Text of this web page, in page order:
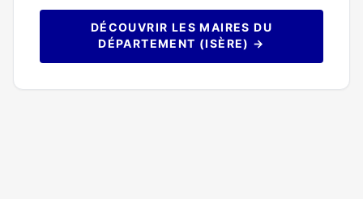
DÉCOUVRIR LES MAIRES DU
DÉPARTEMENT (ISÈRE) →